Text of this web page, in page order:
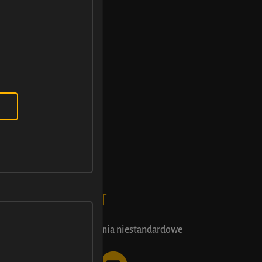
KONTAKT
Zamówienia niestandardowe